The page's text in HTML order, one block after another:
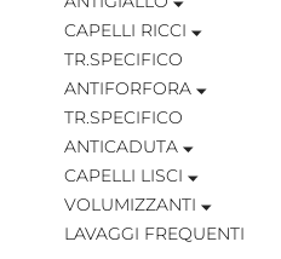
CAPELLI RICCI
TR.SPECIFICO
ANTIFORFORA
TR.SPECIFICO
ANTICADUTA
CAPELLI LISCI
VOLUMIZZANTI
LAVAGGI FREQUENTI